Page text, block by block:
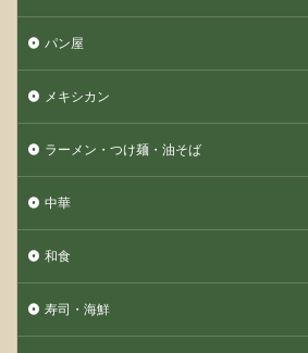
パン屋
メキシカン
ラーメン・つけ麺・油そば
中華
和食
寿司・海鮮